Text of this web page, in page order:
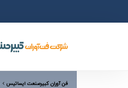
فن آوران کبیرصنعت ایساتیس